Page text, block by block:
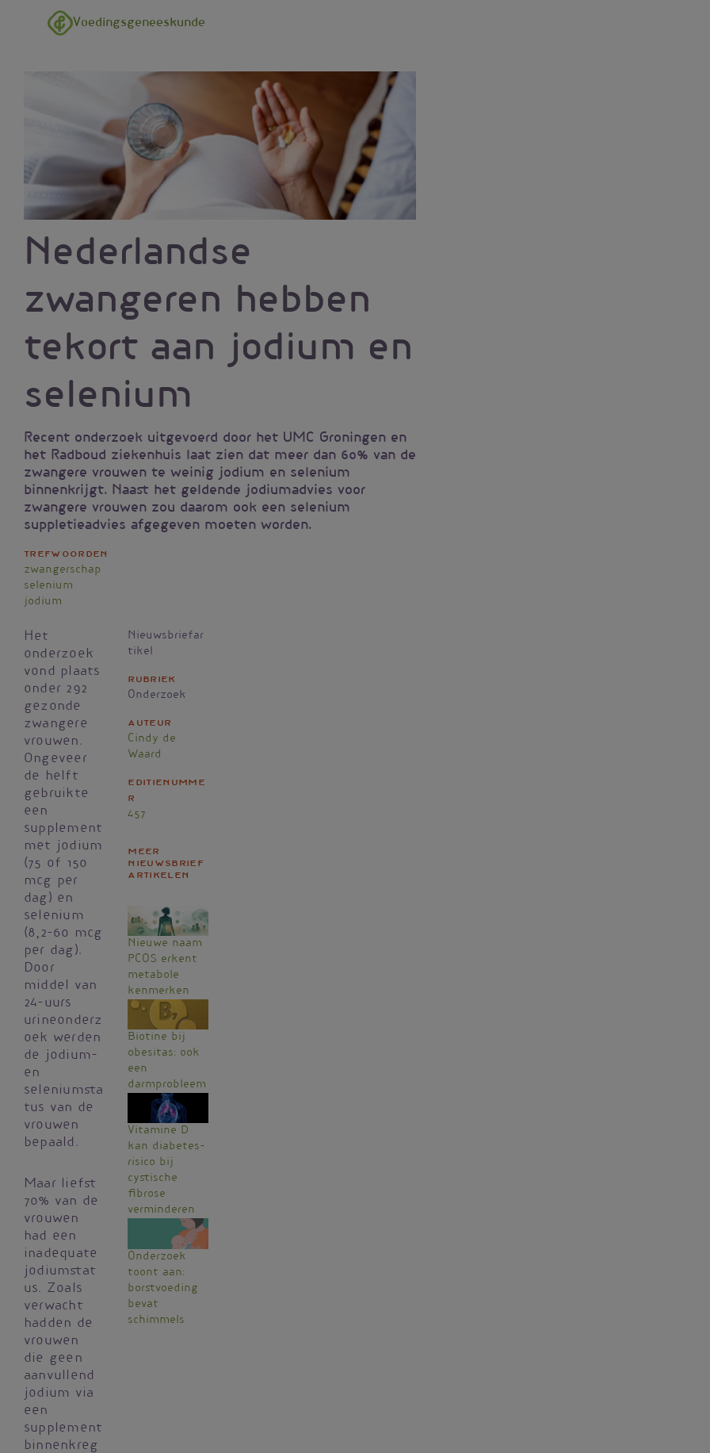
Overslaan en naar de inhoud gaan
Voedingsgeneeskunde
Nederlandse
zwangeren hebben
tekort aan jodium en
selenium
Recent onderzoek uitgevoerd door het UMC Groningen en
het Radboud ziekenhuis laat zien dat meer dan 60% van de
zwangere vrouwen te weinig jodium en selenium
binnenkrijgt. Naast het geldende jodiumadvies voor
zwangere vrouwen zou daarom ook een selenium
suppletieadvies afgegeven moeten worden.
Trefwoorden
zwangerschap
selenium
jodium
Het
onderzoek
vond plaats
onder 292
gezonde
zwangere
vrouwen.
Ongeveer
de helft
gebruikte
een
supplement
met jodium
(75 of 150
mcg per
dag) en
selenium
(8,2-60 mcg
per dag).
Door
middel van
24-uurs
urineonderz
oek werden
de jodium–
en
seleniumsta
tus van de
vrouwen
bepaald.
Maar liefst
70% van de
vrouwen
had een
inadequate
jodiumstat
us. Zoals
verwacht
hadden de
vrouwen
die geen
aanvullend
jodium via
een
supplement
binnenkreg
Nieuwsbriefar
tikel
Rubriek
Onderzoek
Auteur
Cindy de
Waard
Editienumme
r
457
Meer
nieuwsbrief
artikelen
Nieuwe naam
PCOS erkent
metabole
kenmerken
Biotine bij
obesitas: ook
een
darmprobleem
Vitamine D
kan diabetes-
risico bij
cystische
fibrose
verminderen
Onderzoek
toont aan:
borstvoeding
bevat
schimmels